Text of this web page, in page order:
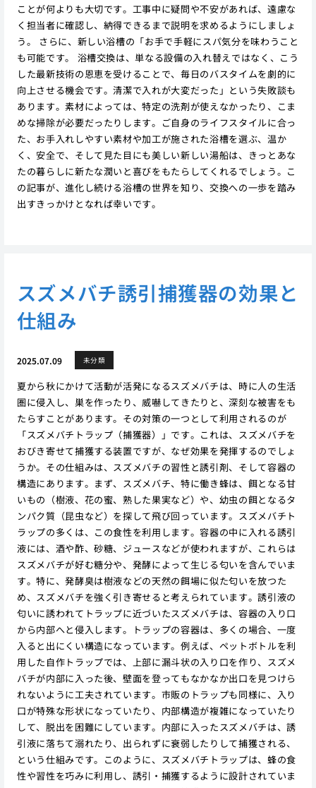
ことが何よりも大切です。工事中に疑問や不安があれば、遠慮な
く担当者に確認し、納得できるまで説明を求めるようにしましょ
う。 さらに、新しい浴槽の「お手で手軽にスパ気分を味わうこと
も可能です。 浴槽交換は、単なる設備の入れ替えではなく、こう
した最新技術の恩恵を受けることで、毎日のバスタイムを劇的に
向上させる機会です。清潔で入れが大変だった」という失敗談も
あります。素材によっては、特定の洗剤が使えなかったり、こま
めな掃除が必要だったりします。ご自身のライフスタイルに合っ
た、お手入れしやすい素材や加工が施された浴槽を選ぶ、温か
く、安全で、そして見た目にも美しい新しい湯船は、きっとあな
たの暮らしに新たな潤いと喜びをもたらしてくれるでしょう。こ
の記事が、進化し続ける浴槽の世界を知り、交換への一歩を踏み
出すきっかけとなれば幸いです。
スズメバチ誘引捕獲器の効果と
仕組み
2025.07.09 未分類
夏から秋にかけて活動が活発になるスズメバチは、時に人の生活
圏に侵入し、巣を作ったり、威嚇してきたりと、深刻な被害をも
たらすことがあります。その対策の一つとして利用されるのが
「スズメバチトラップ（捕獲器）」です。これは、スズメバチを
おびき寄せて捕獲する装置ですが、なぜ効果を発揮するのでしょ
うか。その仕組みは、スズメバチの習性と誘引剤、そして容器の
構造にあります。まず、スズメバチ、特に働き蜂は、餌となる甘
いもの（樹液、花の蜜、熟した果実など）や、幼虫の餌となるタ
ンパク質（昆虫など）を探して飛び回っています。スズメバチト
ラップの多くは、この食性を利用します。容器の中に入れる誘引
液には、酒や酢、砂糖、ジュースなどが使われますが、これらは
スズメバチが好む糖分や、発酵によって生じる匂いを含んでいま
す。特に、発酵臭は樹液などの天然の餌場に似た匂いを放つた
め、スズメバチを強く引き寄せると考えられています。誘引液の
匂いに誘われてトラップに近づいたスズメバチは、容器の入り口
から内部へと侵入します。トラップの容器は、多くの場合、一度
入ると出にくい構造になっています。例えば、ペットボトルを利
用した自作トラップでは、上部に漏斗状の入り口を作り、スズメ
バチが内部に入った後、壁面を登ってもなかなか出口を見つけら
れないように工夫されています。市販のトラップも同様に、入り
口が特殊な形状になっていたり、内部構造が複雑になっていたり
して、脱出を困難にしています。内部に入ったスズメバチは、誘
引液に落ちて溺れたり、出られずに衰弱したりして捕獲される、
という仕組みです。このように、スズメバチトラップは、蜂の食
性や習性を巧みに利用し、誘引・捕獲するように設計されていま